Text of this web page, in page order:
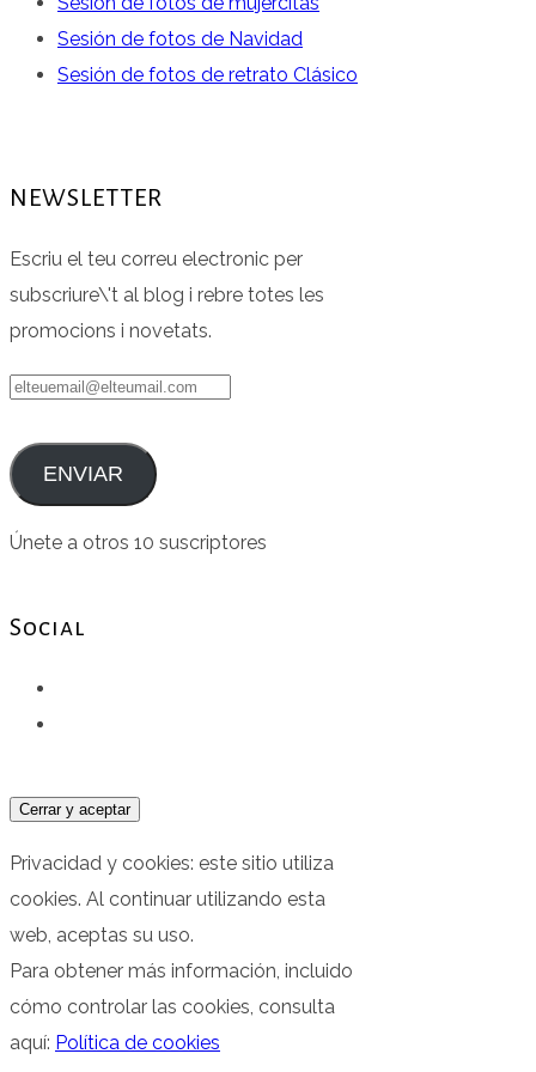
Sesión de fotos de Navidad
Sesión de fotos de retrato Clásico
NEWSLETTER
Escriu el teu correu electronic per
subscriure\'t al blog i rebre totes les
promocions i novetats.
elteuemail@elteumail.com
ENVIAR
Únete a otros 10 suscriptores
Social
Privacidad y cookies: este sitio utiliza
cookies. Al continuar utilizando esta
web, aceptas su uso.
Para obtener más información, incluido
cómo controlar las cookies, consulta
aquí: Política de cookies